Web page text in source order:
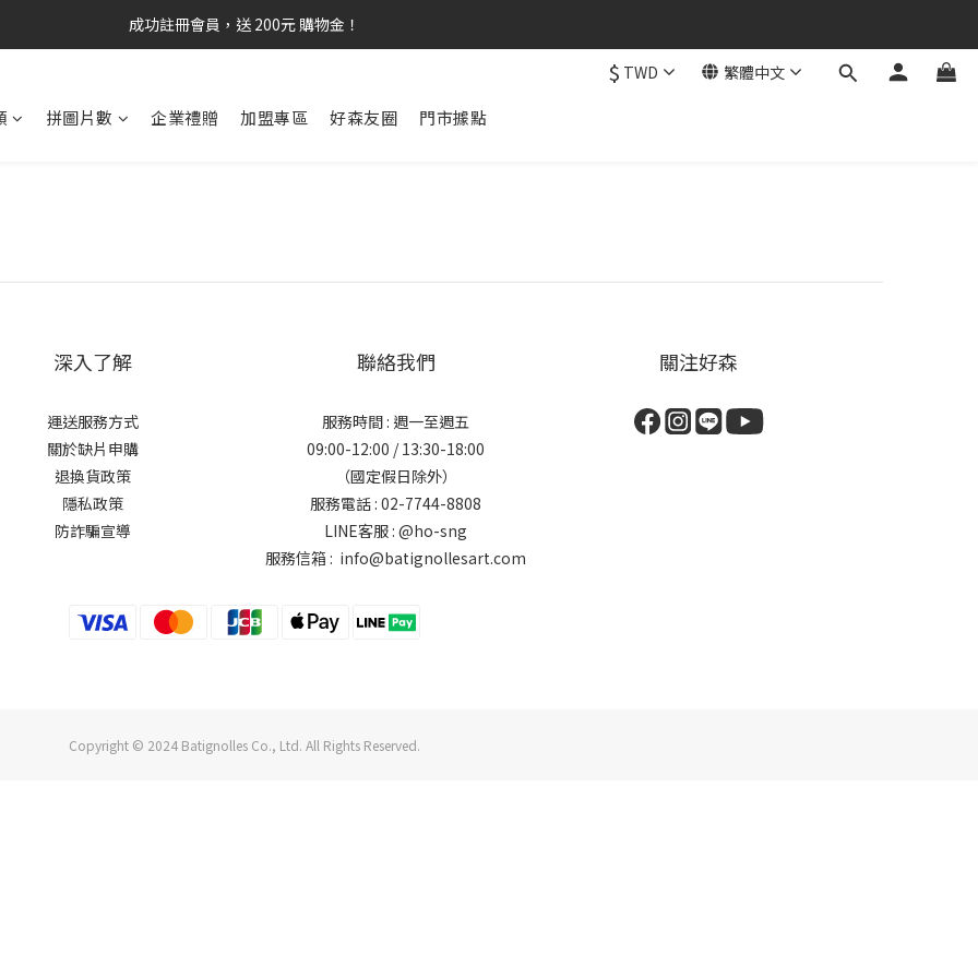
成功註冊會員，送 200元 購物金！
$ TWD 繁體中文
拼圖片數 企業禮贈 加盟專區 好森友圈 門市據點
深入了解
運送服務方式
關於缺片申購
退換貨政策
隱私政策
防詐騙宣導
聯絡我們
服務時間 : 週一至週五
09:00-12:00 / 13:30-18:00
（國定假日除外）
服務電話 : 02-7744-8808
LINE客服 :@ho-sng
服務信箱 : info@batignollesart.com
關注好森
Copyright © 2024 Batignolles Co., Ltd. All Rights Reserved.